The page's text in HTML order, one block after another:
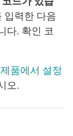
입력한 다음
다. 확인 코
제품에서 설정
오.